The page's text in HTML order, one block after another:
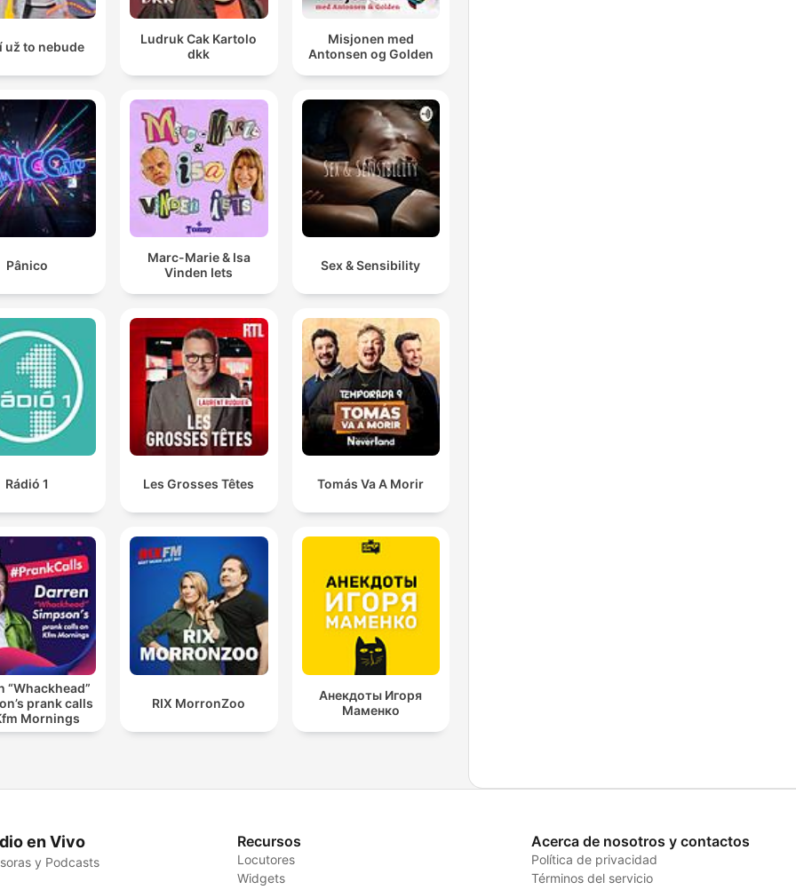
už to nebude
Ludruk Cak Kartolo
dkk
Misjonen med
Antonsen og Golden
Pânico
Marc-Marie & Isa
Vinden Iets
Sex & Sensibility
Rádió 1 Les Grosses Têtes Tomás Va A Morir
“Whackhead”
prank calls
Mornings
RIX MorronZoo
Анекдоты Игоря
Маменко
en Vivo
y Podcasts
Recursos
Locutores
Widgets
Acerca de nosotros y contactos
Política de privacidad
Términos del servicio